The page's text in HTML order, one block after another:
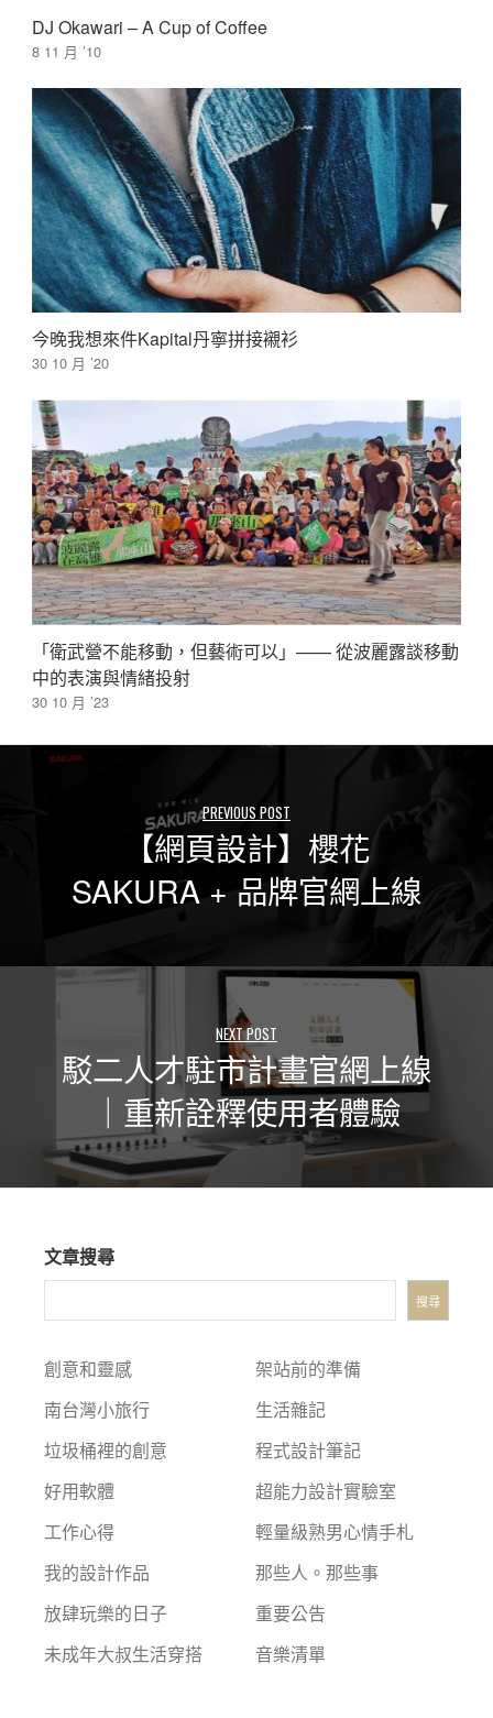
DJ Okawari – A Cup of Coffee
8 11 月 ’10
今晚我想來件Kapital丹寧拼接襯衫
30 10 月 ’20
「衛武營不能移動，但藝術可以」—— 從波麗露談移動
中的表演與情緒投射
30 10 月 ’23
PREVIOUS POST
【網頁設計】櫻花
SAKURA + 品牌官網上線
NEXT POST
駁二人才駐市計畫官網上線
｜重新詮釋使用者體驗
文章搜尋
搜尋
創意和靈感
南台灣小旅行
垃圾桶裡的創意
好用軟體
工作心得
我的設計作品
放肆玩樂的日子
未成年大叔生活穿搭
架站前的準備
生活雜記
程式設計筆記
超能力設計實驗室
輕量級熟男心情手札
那些人。那些事
重要公告
音樂清單